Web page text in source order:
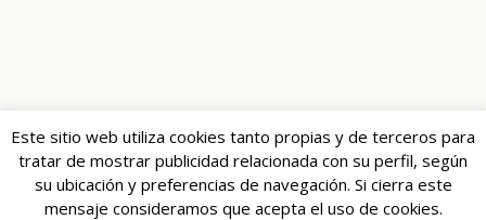
Este sitio web utiliza cookies tanto propias y de terceros para
tratar de mostrar publicidad relacionada con su perfil, según
su ubicación y preferencias de navegación. Si cierra este
mensaje consideramos que acepta el uso de cookies.